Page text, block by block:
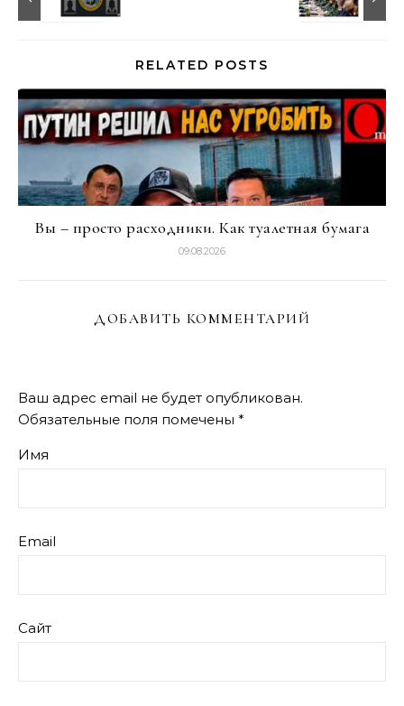
RELATED POSTS
Вы – просто расходники. Как туалетная бумага
09.08.2026
ДОБАВИТЬ КОММЕНТАРИЙ
Ваш адрес email не будет опубликован.
Обязательные поля помечены *
Имя
Email
Сайт